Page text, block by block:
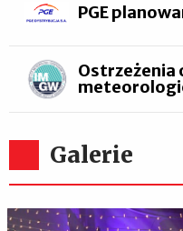
PGE
Ostrzeżenia
Galerie